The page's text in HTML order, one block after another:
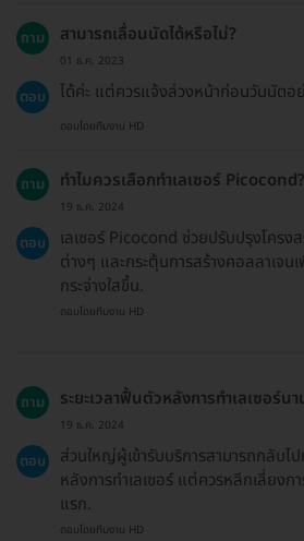
ถาม สามารถเลื่อนนัดได้หรือไม่?
01 ธ.ค. 2023
ตอบ ได้ค่ะ แต่ควรแจ้งล่วงหน้าก่อนวันนัดอ
ตอบโดยทีมงาน HD
ถาม ทำไมควรเลือกทำเลเซอร์ Picocond?
19 ธ.ค. 2024
ตอบ
เลเซอร์ Picocond ช่วยปรับปรุงโคร
ต่างๆ และกระตุ้นการสร้างคอลลาเจน
กระจ่างใสขึ้น.
ตอบโดยทีมงาน HD
ถาม ระยะเวลาฟื้นตัวหลังการทำเลเซอร์น
19 ธ.ค. 2024
ตอบ
ส่วนใหญ่ผู้เข้ารับบริการสามารถกลับไ
หลังการทำเลเซอร์ แต่ควรหลีกเลี่ยง
แรก.
ตอบโดยทีมงาน HD